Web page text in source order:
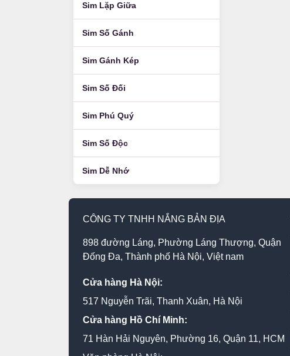
Sim Lặp Giữa
Sim Số Gánh
Sim Gánh Kép
Sim Số Đối
Sim Phú Quý
Sim Số Độc
Sim Dễ Nhớ
CÔNG TY TNHH NẮNG BẢN ĐỊA
898 đường Láng, Phường Láng Thượng, Quận
Đống Đa, Thành phố Hà Nội, Việt nam
Cửa hàng Hà Nội:
517 Nguyễn Trãi, Thanh Xuân, Hà Nội
Cửa hàng Hồ Chí Minh:
71 Hàn Hải Nguyên, Phường 16, Quận 11, HCM